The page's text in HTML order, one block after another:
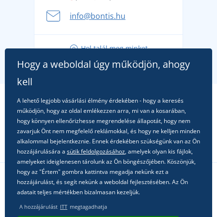
A nyári kaland a csomagolással kezdődik - készüljön
fel a gondtalan nyaralásra
alkalomra!
info@bontis.hu
Hol talál meg minket
Kövessen minket a közösségi hálózatokon
Hogy a weboldal úgy működjön, ahogy
kell
A lehető legjobb vásárlási élmény érdekében - hogy a keresés
működjön, hogy az oldal emlékezzen arra, mi van a kosarában,
hogy könnyen ellenőrizhesse megrendelése állapotát, hogy nem
zavarjuk Önt nem megfelelő reklámokkal, és hogy ne kelljen minden
alkalommal bejelentkeznie. Ennek érdekében szükségünk van az Ön
hozzájárulására a sütik feldolgozásához, amelyek olyan kis fájlok,
amelyeket ideiglenesen tárolunk az Ön böngészőjében. Köszönjük,
hogy az "Értem" gombra kattintva megadja nekünk ezt a
hozzájárulást, és segít nekünk a weboldal fejlesztésében. Az Ön
adatait teljes mértékben bizalmasan kezeljük.
A hozzájárulást ITT megtagadhatja